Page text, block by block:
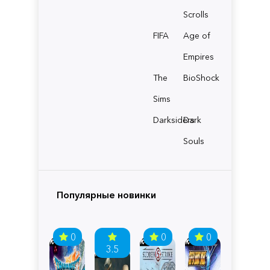
Scrolls
FIFA
Age of
Empires
The
Sims
BioShock
Darksiders
Dark
Souls
Популярные новинки
0
3.5
0 0